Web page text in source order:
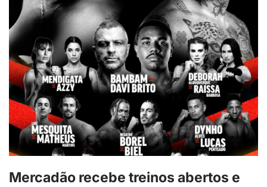
Mercadão recebe treinos abertos e